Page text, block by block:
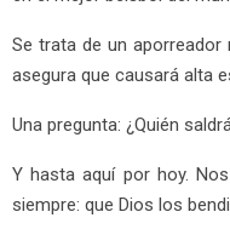
Se trata de un
asegura que causará alta
Una pregunta: ¿Quién
Y hasta aquí por hoy.
siempre: que Dios los